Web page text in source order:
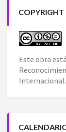
COPYRIGHT
Este obra
Internacional.